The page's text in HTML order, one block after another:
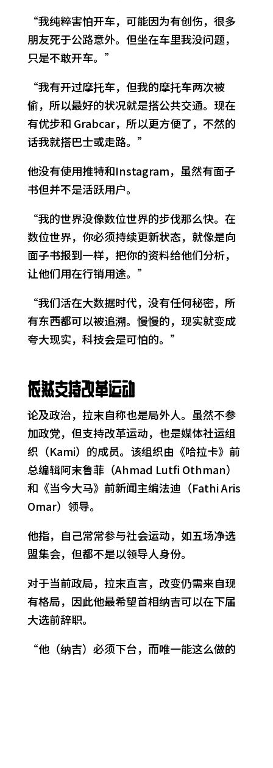
“我纯粹害怕开车，可能因为有创伤，很多
朋友死于公路意外。但坐在车里我没问题，
只是不敢开车。”
“我有开过摩托车，但我的摩托车两次被
偷，所以最好的状况就是搭公共交通。现在
有优步和 Grabcar，所以更方便了，不然的
话我就搭巴士或走路。”
他没有使用推特和Instagram，虽然有面子
书但并不是活跃用户。
“我的世界没像数位世界的步伐那么快。在
数位世界，你必须持续更新状态，就像是向
面子书报到一样，把你的资料给他们分析，
让他们用在行销用途。”
“我们活在大数据时代，没有任何秘密，所
有东西都可以被追溯。慢慢的，现实就变成
夸大现实，科技会是可怕的。”
依然支持改革运动
论及政治，拉末自称也是局外人。虽然不参
加政党，但支持改革运动，也是媒体社运组
织（Kami）的成员。该组织由《哈拉卡》前
总编辑阿末鲁菲（Ahmad Lutfi Othman）
和《当今大马》前新闻主编法迪（Fathi Aris
Omar）领导。
他指，自己常常参与社会运动，如五场净选
盟集会，但都不是以领导人身份。
对于当前政局，拉末直言，改变仍需来自现
有格局，因此他最希望首相纳吉可以在下届
大选前辞职。
“他（纳吉）必须下台，而唯一能这么做的